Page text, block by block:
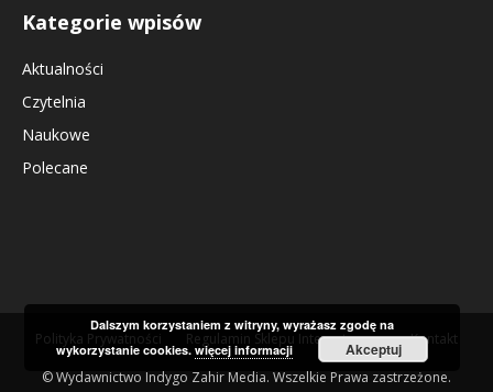
Kategorie wpisów
Aktualności
Czytelnia
Naukowe
Polecane
Polityka Prywatności Regulamin Sklepu Internetowego Kontakt
© Wydawnictwo Indygo Zahir Media. Wszelkie Prawa zastrzeżone.
Dalszym korzystaniem z witryny, wyrażasz zgodę na
wykorzystanie cookies.więcej informacji Akceptuj